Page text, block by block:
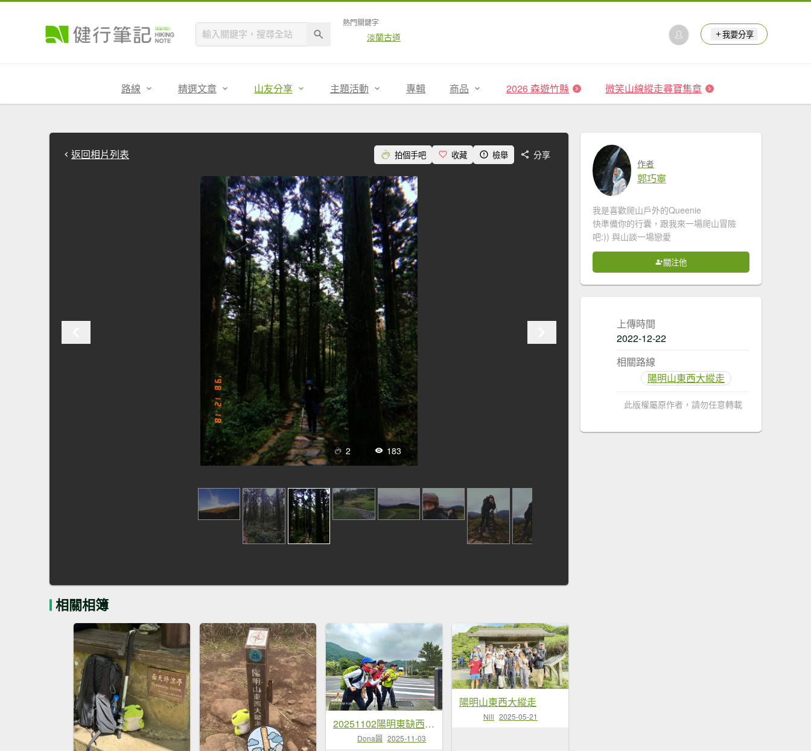
熱門關鍵字
淡蘭古道 我要分享
路線 精選文章 山友分享 主題活動 專輯 商品 2026 森遊竹縣 微笑山線縱走尋寶集章
返回相片列表 拍個手吧 收藏 檢舉 分享
2 183
相關相簿
20251102陽明東缺西縱走五連峰+小油坑山(H834m)
Dona圓 2025-11-03
陽明山東西大縱走
Nill 2025-05-21
作者
郭巧寧
我是喜歡爬山戶外的Queenie
快準備你的行囊，跟我來一場爬山冒險
吧:)) 與山談一場戀愛
關注他
上傳時間
2022-12-22
相關路線
陽明山東西大縱走
此版權屬原作者，請勿任意轉載